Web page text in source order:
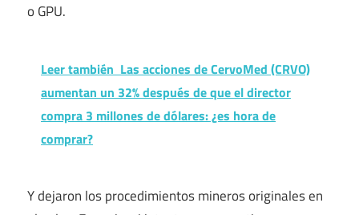
o GPU.
Leer también Las acciones de CervoMed (CRVO)
aumentan un 32% después de que el director
compra 3 millones de dólares: ¿es hora de
comprar?
Y dejaron los procedimientos mineros originales en